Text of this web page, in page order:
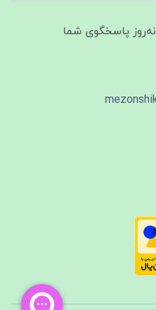
ساعت شبانه‌روز پاسخگوی شما